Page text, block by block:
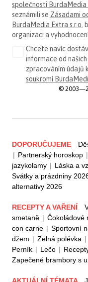
společnosti BurdaMedia
seznámili se Zásadami
BurdaMedia Extra s.r.o.
organizaci a
Chcete navíc
informace od
zpracováním údajů
soukromí
©
DOPORUČUJEME
| Partnerský horoskop |
jazykolamy | Láska a
Svátky a prázdniny
alternativy 2026
RECEPTY A VAŘENÍ
smetaně | Čokoládové
con carne | Sportovní
džem | Zelná polévka |
Perník | Lečo |
Zapečené brambory s